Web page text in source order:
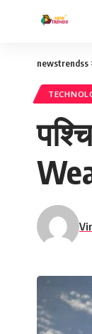
newstrendss